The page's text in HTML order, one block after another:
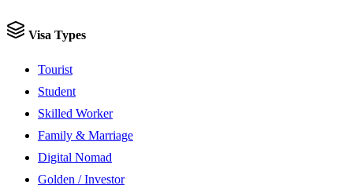
Visa Types
Tourist
Student
Skilled Worker
Family & Marriage
Digital Nomad
Golden / Investor